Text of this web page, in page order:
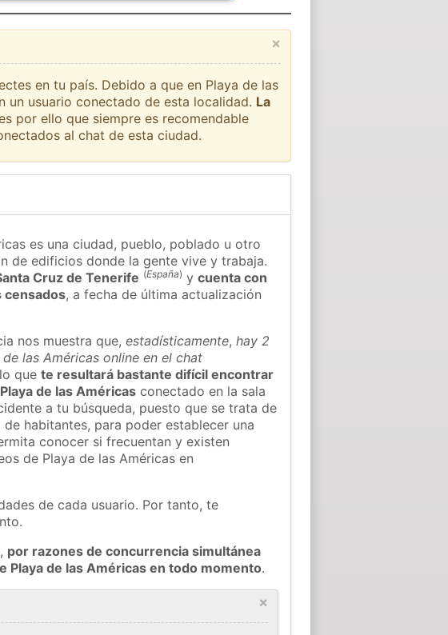
×
en tu país. Debido a que en Playa de las
un usuario conectado de esta localidad. La
por ello que siempre es recomendable
al chat de esta ciudad.
es una ciudad, pueblo, poblado u otro
de edificios donde la gente vive y trabaja.
Cruz de Tenerife (España) ycuenta con
censados, a fecha de última actualización
nos muestra que,estadísticamente,hay 2
las Américas online en el chat
quete resultará bastante difícil encontrar
de las Américas conectado en la sala
a tu búsqueda, puesto que se trata de
habitantes, para poder establecer una
conocer si frecuentan y existen
de Playa de las Américas en
de cada usuario. Por tanto, te
por razones de concurrencia simultánea
de las Américas en todo momento.
×